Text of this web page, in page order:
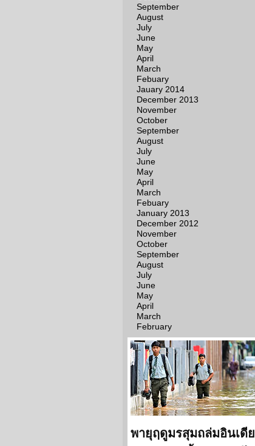
September
August
July
June
May
April
March
Febuary
Jauary 2014
December 2013
November
October
September
August
July
June
May
April
March
Febuary
January 2013
December 2012
November
October
September
August
July
June
May
April
March
February
พายุฤดูมรสุมถล่มอินเดีย